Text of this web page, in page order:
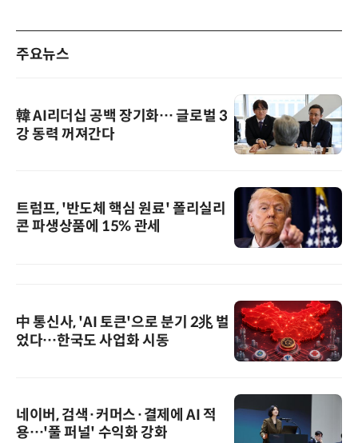
주요뉴스
韓 AI리더십 공백 장기화… 글로벌 3
강 동력 꺼져간다
트럼프, '반도체 핵심 원료' 폴리실리
콘 파생상품에 15% 관세
中 통신사, 'AI 토큰'으로 분기 2兆 벌
었다…한국도 사업화 시동
네이버, 검색·커머스·결제에 AI 적
용…'풀 퍼널' 수익화 강화